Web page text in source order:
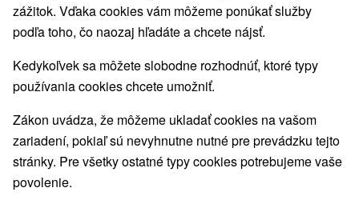
Vyberte lokalitu alebo termín
Najpredávanejšie
1.
zážitok. Vďaka cookies vám môžeme ponúkať služby
podľa toho, čo naozaj hľadáte a chcete nájsť.
Kedykoľvek sa môžete slobodne rozhodnúť, ktoré typy
používania cookies chcete umožniť.
Zákon uvádza, že môžeme ukladať cookies na vašom
zariadení, pokiaľ sú nevyhnutne nutné pre prevádzku tejto
stránky. Pre všetky ostatné typy cookies potrebujeme vaše
povolenie.